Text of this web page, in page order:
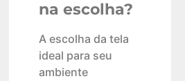
na escolha?
A escolha da tela
ideal para seu
ambiente